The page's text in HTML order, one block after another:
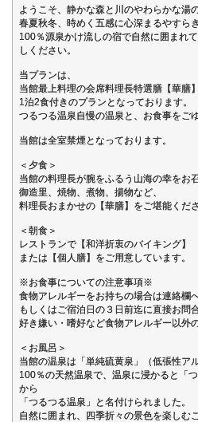
ようこそ、静かな森と川のやわらかな湯の
春夏秋冬、時めく五感に心深まるやすら
100％源泉かけ流しの宿で自然に囲まれ
しください。
当プランは、
当館最上料理の会席料理長特選膳【華膳
1泊2食付きのプランとなっております。
つるつる温泉自慢の温泉と、お食事をご
当館は全室禁煙となっております。
＜夕食＞
当館の料理長が腕をふるう山海の幸をお
御造里、焼物、煮物、揚物など、
料理長おまかせの【華膳】をご堪能くださ
＜朝食＞
レストランで【和洋折衷のバイキング】
または【個人膳】をご用意しています。
※お食事についての注意事項※
食物アレルギーをお持ちの場合は連絡欄
もしくはご宿泊日の３日前迄に直接お問
好き嫌い・嗜好など食物アレルギー以外
＜お風呂＞
当館の温泉は「単純硫黄泉」（低張性ア
100％の天然温泉で、温泉に浸かると「
から
「つるつる温泉」と名付けられました。
自然に囲まれ、四季折々の景色を楽しむ